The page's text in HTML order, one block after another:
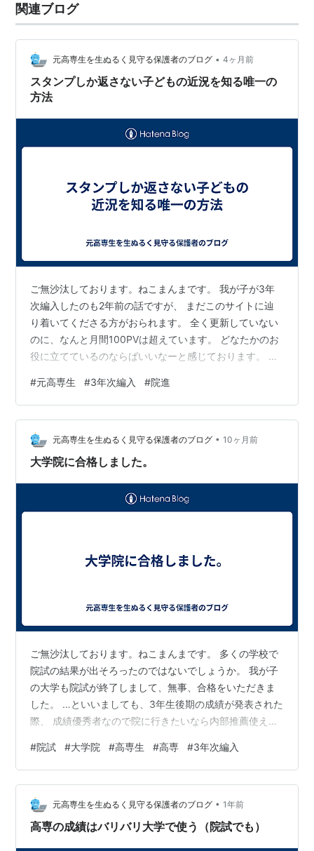
関連ブログ
元高専生を生ぬるく見守る保護者のブログ • 4ヶ月前
スタンプしか返さない子どもの近況を知る唯一の
方法
ご無沙汰しております。ねこまんまです。 我が子が3年
次編入したのも2年前の話ですが、 まだこのサイトに辿
り着いてくださる方がおられます。 全く更新していない
のに、なんと月間100PVは超えています。 どなたかのお
役に立てているのならばいいなーと感じております。 我
りました。 研究が忙しく、滅多に帰省しません。 たまー
に我が家から通える範囲で学会やイベントがあるときに
実家に宿泊に来る、というかんじですね。 我が子には喘
息があるので、離れて暮らす親としてはそれがとても心
配。 朝、LINEを送るので、読んだらせめてスタンプして
#元高専生 #3年次編入 #院進
元高専生を生ぬるく見守る保護者のブログ • 10ヶ月前
大学院に合格しました。
ご無沙汰しております。ねこまんまです。 多くの学校で
院試の結果が出そろったのではないでしょうか。 我が子
の大学も院試が終了しまして、無事、合格をいただきま
した。 …といいましても、3年生後期の成績が発表された
際、 成績優秀者なので院に行きたいなら内部推薦使える
が決まっている状態。 試験も一般とは異なり、内部推薦
は形式上のものであったので 落ちる心配はないとのこと
でした。 3年次編入合格後も、本人は気を抜かずに成績
を整えていました。 内部推薦の判定では、高専での成績
も使われたので、 努力が院試にも活きたので良かったな
#院試 #大学院 #高専生 #高専 #3年次編入
元高専生を生ぬるく見守る保護者のブログ • 1年前
高専の成績はバリバリ大学で使う（院試でも）